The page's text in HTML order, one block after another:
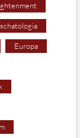
Europa